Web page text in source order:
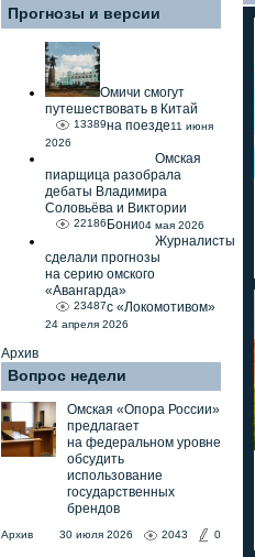
Прогнозы и версии
Омичи смогут
путешествовать в Китай
на поезде
13389
11 июня
2026
Омская
пиарщица разобрала
дебаты Владимира
Соловьёва и Виктории
Бони
22186 04 мая 2026
Журналисты
сделали прогнозы
на серию омского
«Авангарда»
с «Локомотивом»
23487
24 апреля 2026
Архив
Вопрос недели
Омская «Опора России»
предлагает
на федеральном уровне
обсудить
использование
государственных
брендов
Архив 30 июля 2026 2043 0